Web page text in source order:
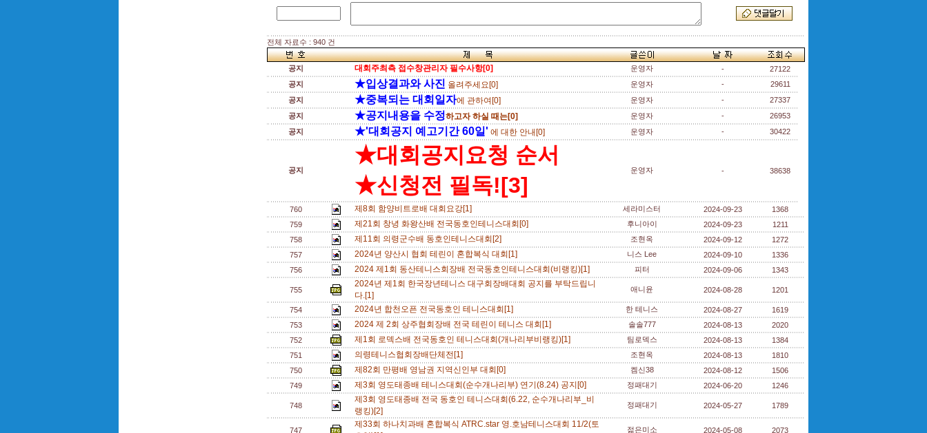
전체 자료수 : 940 건
공지 대회주최측 접수창관리자 필수사항[0] 운영자 -
27122
공지
★입상결과와 사진 올려주세요[0] 운영자 -
29611
공지
★중복되는 대회일자에 관하여[0] 운영자 -
27337
공지
★공지내용을 수정하고자 하실 때는[0] 운영자 -
26953
공지
★'대회공지 예고기간 60일' 에 대한 안내[0] 운영자 - 30422
공지
★대회공지요청 순서
★신청전 필독![3]
운영자 - 38638
760 제8회 함양비트로배 대회요강[1] 세라미스터 2024-09-23
1368
759
제21회 창녕 화왕산배 전국동호인테니스대회[0] 후니아이 2024-09-23
1211
758
제11회 의령군수배 동호인테니스대회[2] 조현옥 2024-09-12
1272
757
2024년 양산시 협회 테린이 혼합복식 대회[1] 니스 Lee 2024-09-10
1336
756
2024 제1회 동산테니스회장배 전국동호인테니스대회(비랭킹)[1] 피터 2024-09-06 1343
755
2024년 제1회 한국장년테니스 대구회장배대회 공지를 부탁드립니
다.[1]
애니윤 2024-08-28 1201
754 2024년 합천오픈 전국동호인 테니스대회[1] 한 테니스 2024-08-27
1619
753
2024 제 2회 상주협회장배 전국 테린이 테니스 대회[1] 솔솔777 2024-08-13
2020
752
제1회 로덱스배 전국동호인 테니스대회(개나리부비랭킹)[1] 팀로덱스 2024-08-13
1384
751
의령테니스협회장배단체전[1] 조현옥 2024-08-13
1810
750
제82회 만평배 영남권 지역신인부 대회[0] 켐신38 2024-08-12
1506
749
제3회 영도태종배 테니스대회(순수개나리부) 연기(8.24) 공지[0] 정패대기 2024-06-20 1246
748
제3회 영도태종배 전국 동호인 테니스대회(6.22, 순수개나리부_비
랭킹)[2]
정패대기 2024-05-27 1789
747
제33회 하나치과배 혼합복식 ATRC.star 영.호남테니스대회 11/2(토
젊은미소 2024-05-08 2073